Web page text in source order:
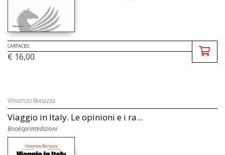
CARTACEO
€ 16,00
Vincenzo Bonazza
Viaggio in Italy. Le opinioni e i ra...
Booksprintedizioni